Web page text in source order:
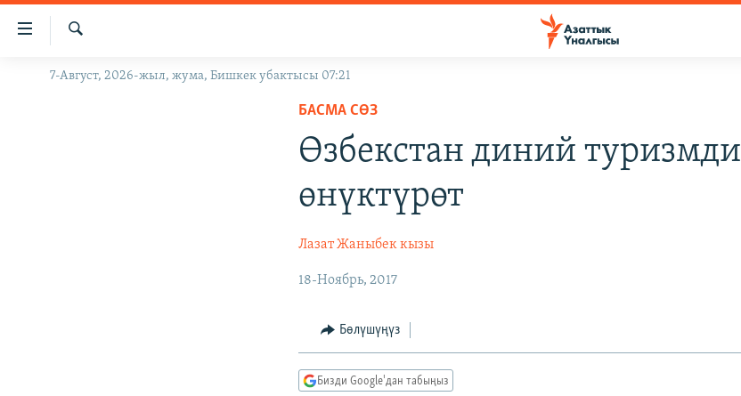
Линктер
Мазмунга
Навигацияга
ЖАҢЫЛЫКТАР
Издөө
7-Август, 2026-жыл, жума, Бишкек убактысы 07:21
БАСМА СӨЗ
Өзбекстан диний туризмди
өнүктүрөт
Лазат Жаныбек кызы
18-Ноябрь, 2017
Бөлүшүңүз
Бизди Google'дан табыңыз